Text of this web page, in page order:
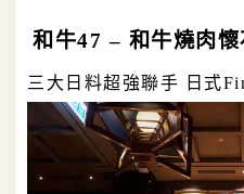
和牛47 – 和牛燒肉懷
三大日料超強聯手 日式